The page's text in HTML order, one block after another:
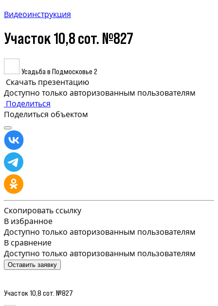
Видеоинструкция
Участок 10,8 сот. №827
Усадьба в Подмосковье 2
Скачать презентацию
Доступно только авторизованным пользователям
Поделиться
Поделиться объектом
Скопировать ссылку
В избранное
Доступно только авторизованным пользователям
В сравнение
Доступно только авторизованным пользователям
Оставить заявку
Участок 10,8 сот. №827